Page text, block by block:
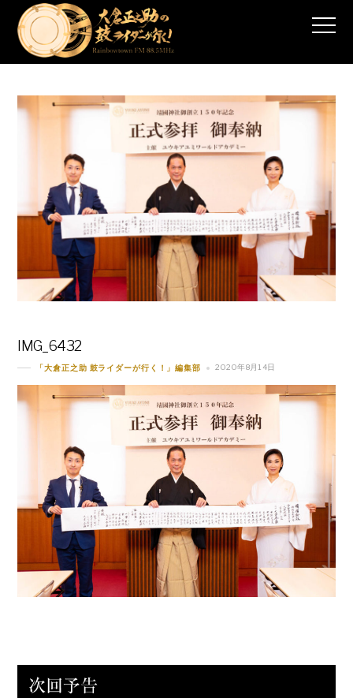
IMG_6432
「大倉正之助 鼓ライダーが行く！」編集部 2020年8月14日